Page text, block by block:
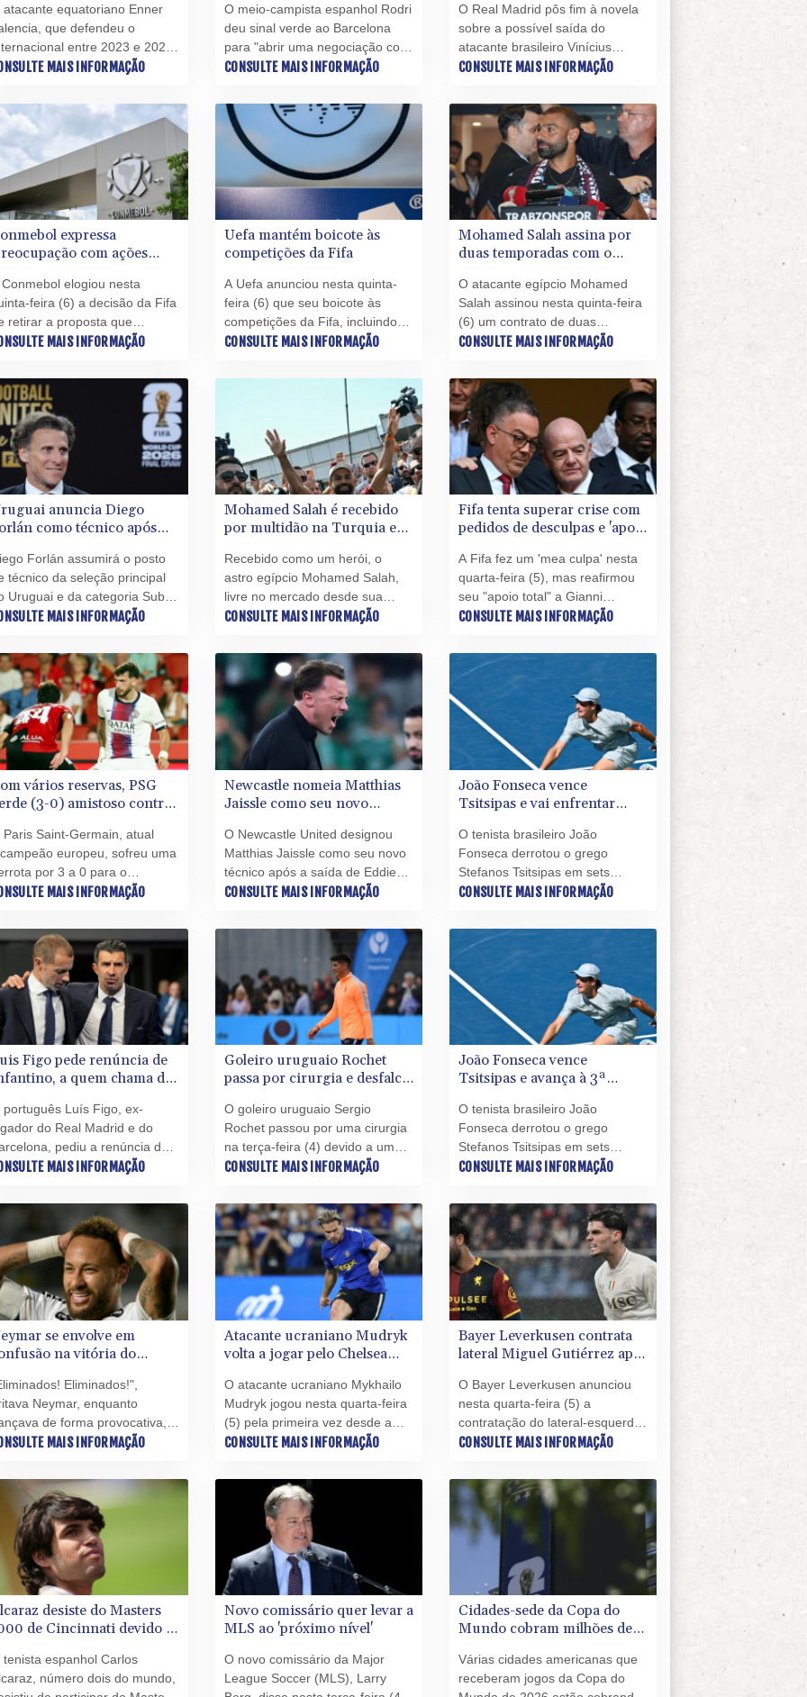
atacante equatoriano Enner
que defendeu o
entre 2023 e 2025,
anunciado pelo Boca Juniors
MAIS INFORMAÇÃO
O meio-campista espanhol Rodri
deu sinal verde ao Barcelona
para "abrir uma negociação com
o Manchester City" para sua
nesta quinta-feira (6) uma fonte
do clube catalão.
CONSULTE MAIS INFORMAÇÃO
O Real Madrid pôs fim à novela
sobre a possível saída do
atacante brasileiro Vinícius
Júnior, ao anunciar nesta quinta-
contrato até 2032.
CONSULTE MAIS INFORMAÇÃO
expressa
com ações
elogiou nesta
feira (6) a decisão da Fifa
retirar a proposta que
investimentos privados
do Mundo, mas
preocupação com as
unilaterais" da entidade
do futebol.
MAIS INFORMAÇÃO
Uefa mantém boicote às
competições da Fifa
A Uefa anunciou nesta quinta-
feira (6) que seu boicote às
competições da Fifa, incluindo
as Copas do Mundo, continua
abrir a entidade máxima do
futebol a investidores privados
externos já ter sido abandonado.
CONSULTE MAIS INFORMAÇÃO
Mohamed Salah assina por
duas temporadas com o
O atacante egípcio Mohamed
Salah assinou nesta quinta-feira
(6) um contrato de duas
temporadas com o Trabzonspor,
vestindo a camisa do Liverpool.
CONSULTE MAIS INFORMAÇÃO
anuncia Diego
como técnico após
Forlán assumirá o posto
técnico da seleção principal
Uruguai e da categoria Sub-
anunciou nesta quinta-feira
(AUF), menos de dois
após a eliminação na
de grupos da Copa do
sob o comando de
Bielsa.
MAIS INFORMAÇÃO
Mohamed Salah é recebido
por multidão na Turquia e
Recebido como um herói, o
astro egípcio Mohamed Salah,
livre no mercado desde sua
saída do Liverpool, chegou à
para assinar com o Trabzonspor,
que o convenceu oferecendo um
contrato de quase 20 milhões de
dólares por temporada (cerca de
R$ 103 milhões na cotação
atual).
CONSULTE MAIS INFORMAÇÃO
Fifa tenta superar crise com
pedidos de desculpas e 'apoio
A Fifa fez um 'mea culpa' nesta
quarta-feira (5), mas reafirmou
seu "apoio total" a Gianni
Infantino após uma reunião de
tratar da crise desencadeada
pelas críticas ao projeto, que
acabou sendo abandonado, de
abrir a instituição ao
investimento privado.
CONSULTE MAIS INFORMAÇÃO
vários reservas, PSG
(3-0) amistoso contra
Paris Saint-Germain, atual
europeu, sofreu uma
por 3 a 0 para o
clube da segunda
jogo de preparação,
quarta-feira (5), no estádio
Moix, em Palma.
MAIS INFORMAÇÃO
Newcastle nomeia Matthias
Jaissle como seu novo
O Newcastle United designou
Matthias Jaissle como seu novo
técnico após a saída de Eddie
Howe, anunciou o clube da
quarta-feira (5).
CONSULTE MAIS INFORMAÇÃO
João Fonseca vence
Tsitsipas e vai enfrentar
Montreal
O tenista brasileiro João
Fonseca derrotou o grego
Stefanos Tsitsipas em sets
diretos, nesta quarta-feira (5) e
do Masters 1000 de Montreal,
no Canadá.
CONSULTE MAIS INFORMAÇÃO
Figo pede renúncia de
a quem chama de
português Luís Figo, ex-
do Real Madrid e do
pediu a renúncia de
Infantino, a quem
se às vozes críticas ao
da Fifa.
MAIS INFORMAÇÃO
Goleiro uruguaio Rochet
passa por cirurgia e desfalca
O goleiro uruguaio Sergio
Rochet passou por uma cirurgia
na terça-feira (4) devido a uma
lesão nas costas, informou seu
Alegre, após sua condição de
reserva na seleção uruguaia
durante a Copa do Mundo de
2026 ter sido muito questionada.
CONSULTE MAIS INFORMAÇÃO
João Fonseca vence
Tsitsipas e avança à 3ª
Montreal
O tenista brasileiro João
Fonseca derrotou o grego
Stefanos Tsitsipas em sets
diretos, nesta quarta-feira (5) e
do Masters 1000 de Montreal,
no Canadá.
CONSULTE MAIS INFORMAÇÃO
se envolve em
na vitória do
do BrasilEliminados!",
Neymar, enquanto
de forma provocativa,
meio a um bate-boca com
a classificação do Santos
as quartas de final da Copa
Brasil.
MAIS INFORMAÇÃO
Atacante ucraniano Mudryk
volta a jogar pelo Chelsea
O atacante ucraniano Mykhailo
Mudryk jogou nesta quarta-feira
(5) pela primeira vez desde a
suspensão por doping que o
por quase dois anos, na derrota
do Chelsea para a Juventus de
Turim por 1 a 0 em Hong Kong.
CONSULTE MAIS INFORMAÇÃO
Bayer Leverkusen contrata
lateral Miguel Gutiérrez após
O Bayer Leverkusen anunciou
nesta quarta-feira (5) a
contratação do lateral-esquerdo
espanhol Miguel Gutiérrez até
CONSULTE MAIS INFORMAÇÃO
desiste do Masters
de Cincinnati devido a
tenista espanhol Carlos
número dois do mundo,
Novo comissário quer levar a
MLS ao 'próximo nível'
O novo comissário da Major
League Soccer (MLS), Larry
Cidades-sede da Copa do
Mundo cobram milhões de
prometido
Várias cidades americanas que
receberam jogos da Copa do